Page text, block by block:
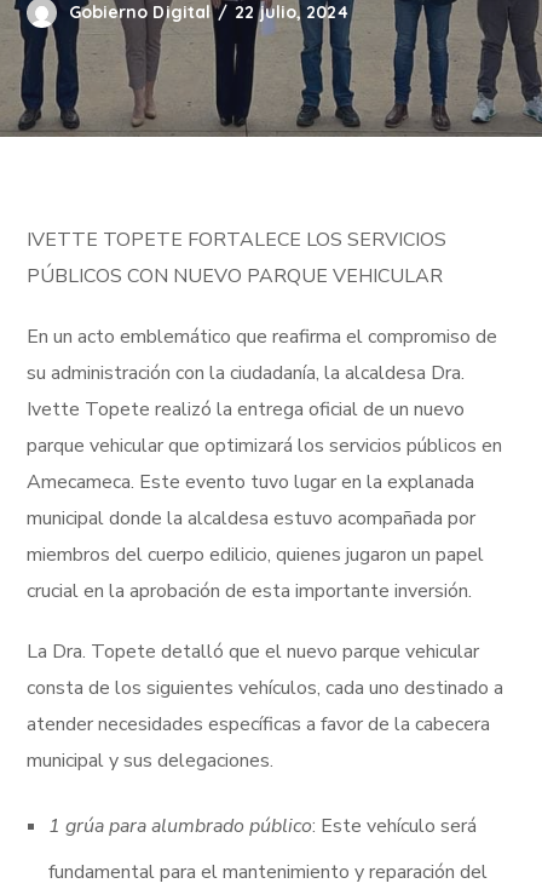
Gobierno Digital 22 julio, 2024
IVETTE TOPETE FORTALECE LOS SERVICIOS
PÚBLICOS CON NUEVO PARQUE VEHICULAR
En un acto emblemático que reafirma el compromiso de
su administración con la ciudadanía, la alcaldesa Dra.
Ivette Topete realizó la entrega oficial de un nuevo
parque vehicular que optimizará los servicios públicos en
Amecameca. Este evento tuvo lugar en la explanada
municipal donde la alcaldesa estuvo acompañada por
miembros del cuerpo edilicio, quienes jugaron un papel
crucial en la aprobación de esta importante inversión.
La Dra. Topete detalló que el nuevo parque vehicular
consta de los siguientes vehículos, cada uno destinado a
atender necesidades específicas a favor de la cabecera
municipal y sus delegaciones.
1 grúa para alumbrado público: Este vehículo será
fundamental para el mantenimiento y reparación del